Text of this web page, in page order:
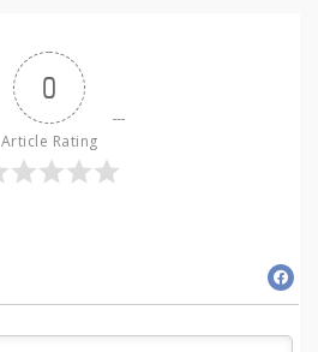
0
Article Rating